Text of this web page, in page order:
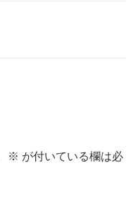
※ が付いている欄は必